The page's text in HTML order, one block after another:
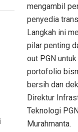
mengambil
penyedia
Langkah ini
pilar penting
out PGN
portofolio
bersih dan
Direktur
Teknologi
Murahmanta.